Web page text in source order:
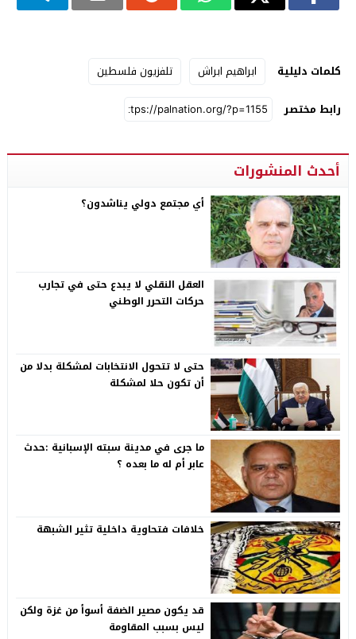
كلمات دليلية ابراهيم ابراش
تلفزيون فلسطين
رابط مختصر
أحدث المنشورات
أي مجتمع دولي يناشدون؟
العقل النقلي لا يبدع حتى في تجارب
حركات التحرر الوطني
حتى لا تتحول الانتخابات لمشكلة بدلا من
أن تكون حلا لمشكلة
ما جرى في مدينة سبته الإسبانية :حدث
عابر أم له ما بعده ؟
خلافات فتحاوية داخلية تثير الشبهة
قد يكون مصير الضفة أسوأ من غزة ولكن
ليس بسبب المقاومة